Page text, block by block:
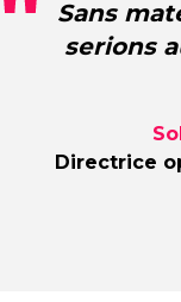
Sans
serions
Directrice